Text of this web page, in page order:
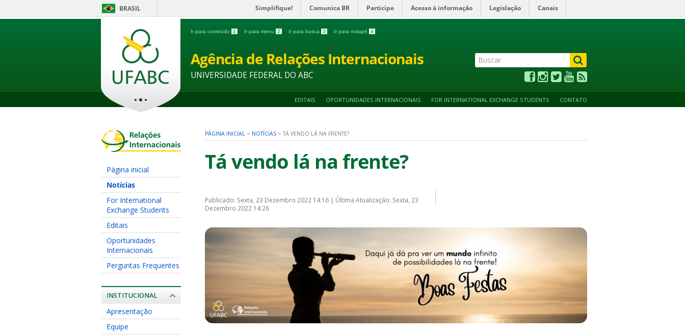
BRASIL Simplifique! Comunica BR Participe Acesso à informação Legislação Canais
Ir para conteúdo 1 Ir para menu 2 Ir para busca 3 Ir para rodapé 4
Agência de Relações Internacionais
UNIVERSIDADE FEDERAL DO ABC
EDITAIS OPORTUNIDADES INTERNACIONAIS FOR INTERNATIONAL EXCHANGE STUDENTS CONTATO
Página inicial
Notícias
For International
Exchange Students
Editais
Oportunidades
Internacionais
Perguntas Frequentes
INSTITUCIONAL
Apresentação
Equipe
PÁGINA INICIAL > NOTÍCIAS >TÁ VENDO LÁ NA FRENTE?
Tá vendo lá na frente?
Publicado: Sexta, 23 Dezembro 2022 14:16 | Última Atualização: Sexta, 23
Dezembro 2022 14:26